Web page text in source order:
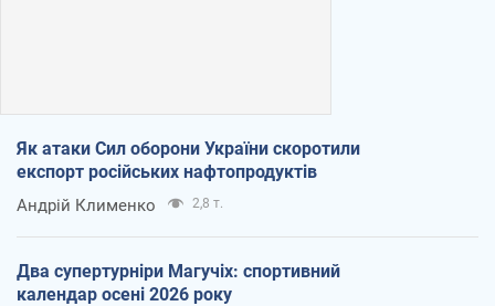
Як атаки Сил оборони України скоротили
експорт російських нафтопродуктів
Андрій Клименко 2,8 т.
Два супертурніри Магучіх: спортивний
календар осені 2026 року